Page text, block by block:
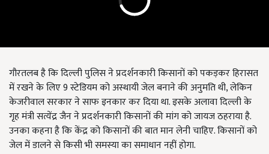
गौरतलब है कि दिल्ली पुलिस ने प्रदर्शनकारी किसानों को पकड़कर हिरासत
में रखने के लिए 9 स्टेडियम को अस्थायी जेल बनाने की अनुमति थी, लेकिन
केजरीवाल सरकार ने साफ इनकार कर दिया था. इसके अलावा दिल्ली के
गृह मंत्री सत्येंद्र जैन ने प्रदर्शनकारी किसानों की मांग को जायज ठहराया है.
उनका कहना है कि केंद्र को किसानों की बात मान लेनी चाहिए. किसानों को
जेल में डालने से किसी भी समस्या का समाधान नहीं होगा.